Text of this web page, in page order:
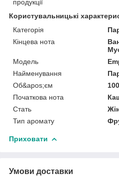
продукції
Користувальницькі
Категорія
Кінцева нота
Мoдель
Найменування
Об&apos;єм
Початкова нота
Стать
Тип аромату
Приховати
Умови доставки